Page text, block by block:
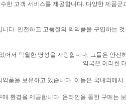
한 고객 서비스를 제공합니다. 다양한 제품
다. 안전하고 고품질의 의약품을 구입하는
어서 탁월한 명성을 자랑합니다. 그들은 안
약국은 이러한
품을 보유하고 있습니다. 이들은 국내외에
환경을 제공합니다. 온라인을 통한 구매는